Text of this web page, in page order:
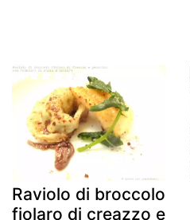
Raviolo di broccolo
fiolaro di creazzo e